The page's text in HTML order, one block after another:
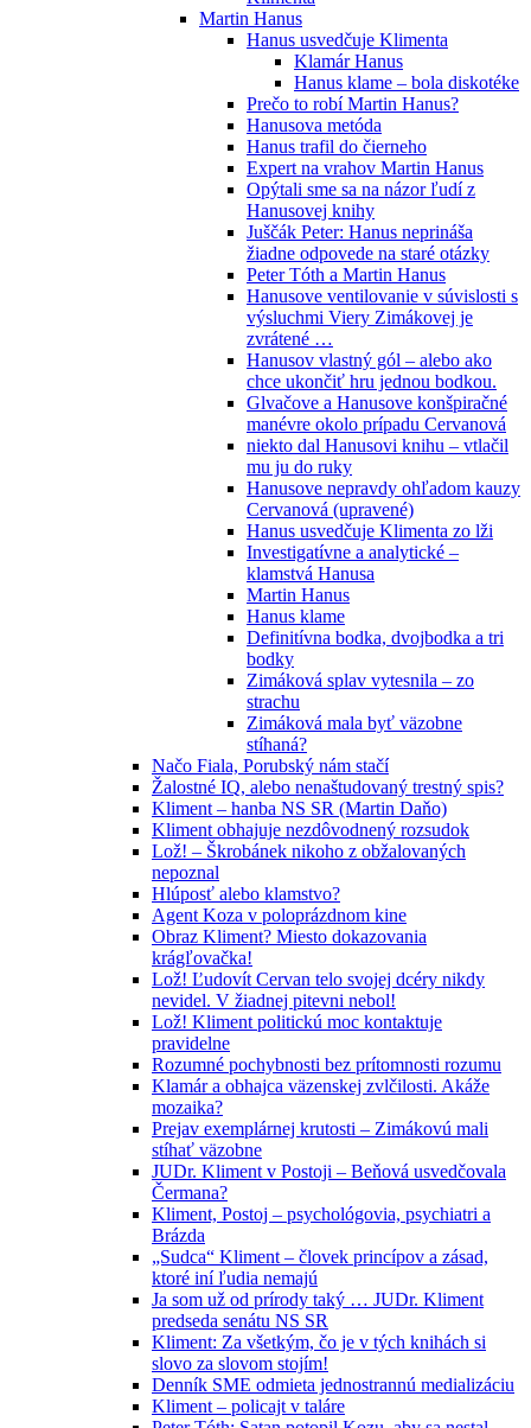
Martin Hanus
Hanus usvedčuje Klimenta
Klamár Hanus
Hanus klame – bola diskotéke
Prečo to robí Martin Hanus?
Hanusova metóda
Hanus trafil do čierneho
Expert na vrahov Martin Hanus
Opýtali sme sa na názor ľudí z
Hanusovej knihy
Juščák Peter: Hanus neprináša
žiadne odpovede na staré otázky
Peter Tóth a Martin Hanus
Hanusove ventilovanie v súvislosti s
výsluchmi Viery Zimákovej je
zvrátené …
Hanusov vlastný gól – alebo ako
chce ukončiť hru jednou bodkou.
Glvačove a Hanusove konšpiračné
manévre okolo prípadu Cervanová
niekto dal Hanusovi knihu – vtlačil
mu ju do ruky
Hanusove nepravdy ohľadom kauzy
Cervanová (upravené)
Hanus usvedčuje Klimenta zo lži
Investigatívne a analytické –
klamstvá Hanusa
Martin Hanus
Hanus klame
Definitívna bodka, dvojbodka a tri
bodky
Zimáková splav vytesnila – zo
strachu
Zimáková mala byť väzobne
stíhaná?
Načo Fiala, Porubský nám stačí
Žalostné IQ, alebo nenaštudovaný trestný spis?
Kliment – hanba NS SR (Martin Daňo)
Kliment obhajuje nezdôvodnený rozsudok
Lož! – Škrobánek nikoho z obžalovaných
nepoznal
Hlúposť alebo klamstvo?
Agent Koza v poloprázdnom kine
Obraz Kliment? Miesto dokazovania
krágľovačka!
Lož! Ľudovít Cervan telo svojej dcéry nikdy
nevidel. V žiadnej pitevni nebol!
Lož! Kliment politickú moc kontaktuje
pravidelne
Rozumné pochybnosti bez prítomnosti rozumu
Klamár a obhajca väzenskej zvlčilosti. Akáže
mozaika?
Prejav exemplárnej krutosti – Zimákovú mali
stíhať väzobne
JUDr. Kliment v Postoji – Beňová usvedčovala
Čermana?
Kliment, Postoj – psychológovia, psychiatri a
Brázda
„Sudca“ Kliment – človek princípov a zásad,
ktoré iní ľudia nemajú
Ja som už od prírody taký … JUDr. Kliment
predseda senátu NS SR
Kliment: Za všetkým, čo je v tých knihách si
slovo za slovom stojím!
Denník SME odmieta jednostrannú medializáciu
Kliment – policajt v taláre